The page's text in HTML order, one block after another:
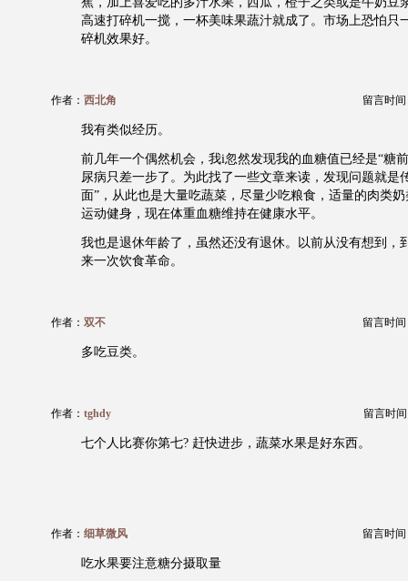
高速打碎机一搅，一杯美味果蔬汁就成了。市场上恐怕只
碎机效果好。
作者： 西北角 留言时间
我有类似经历。
前几年一个偶然机会，我i忽然发现我的血糖值已经是“糖
尿病只差一步了。为此找了一些文章来读，发现问题就是
面”，从此也是大量吃蔬菜，尽量少吃粮食，适量的肉类
运动健身，现在体重血糖维持在健康水平。
我也是退休年龄了，虽然还没有退休。以前从没有想到，
来一次饮食革命。
作者： 双不 留言时间
多吃豆类。
作者： tghdy 留言时间
七个人比赛你第七? 赶快进步，蔬菜水果是好东西。
作者： 细草微风 留言时间
吃水果要注意糖分摄取量